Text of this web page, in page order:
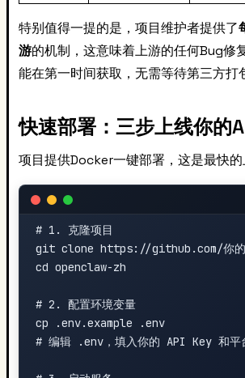
特别值得一提的是，项目维护者提供了
游的机制，这意味着上游的任何Bug修
能在第一时间获取，无需等待第三方打
快速部署：三步上线你的
项目提供Docker一键部署，这是最快的
# 1. 克隆项目
git clone https://github.com/你
cd openclaw-zh
# 2. 配置环境变量
cp .env.example .env
# 编辑 .env，填入你的 API Key 和平